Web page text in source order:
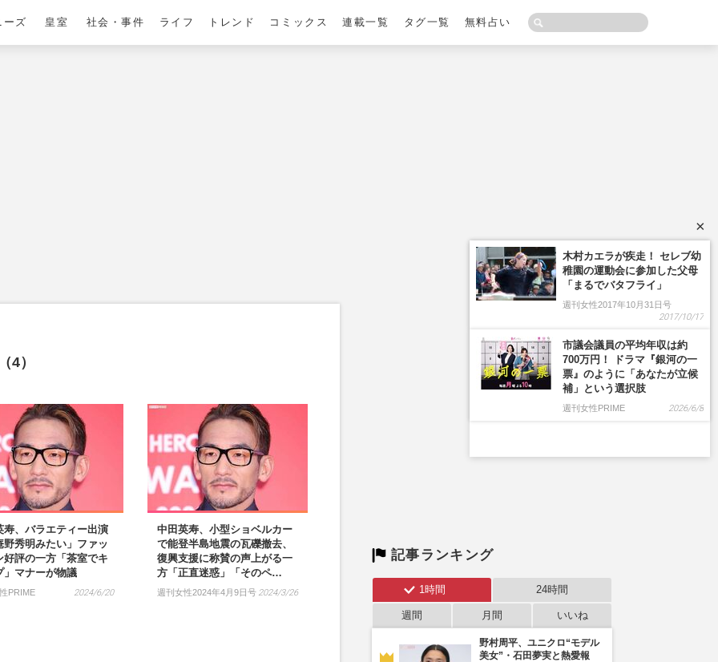
ーズ 皇室 社会・事件 ライフ トレンド コミックス 連載一覧 タグ一覧 無料占い
4）
寿、バラエティー出演
野秀明みたい」ファッ
好評の一方「茶室でキ
」マナーが物議
PRIME 2024/6/20
中田英寿、小型ショベルカー
で能登半島地震の瓦礫撤去、
復興支援に称賛の声上がる一
方「正直迷惑」「そのペ…
週刊女性2024年4月9日号 2024/3/26
記事ランキング
1時間 24時間
週間 月間 いいね
野村周平、ユニクロ“モデル
美女”・石田夢実と熱愛報
×
木村カエラが疾走！ セレブ幼
稚園の運動会に参加した父母
「まるでバタフライ」
週刊女性2017年10月31日号
2017/10/17
市議会議員の平均年収は約
700万円！ ドラマ『銀河の一
票』のように「あなたが立候
補」という選択肢
週刊女性PRIME 2026/6/8